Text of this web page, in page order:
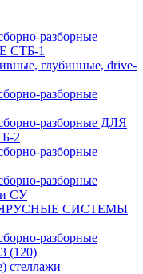
разборные
СТБ-1
глубинные, drive-
разборные
разборные ДЛЯ
2
разборные
разборные
СУ
СИСТЕМЫ
разборные
(120)
стеллажи